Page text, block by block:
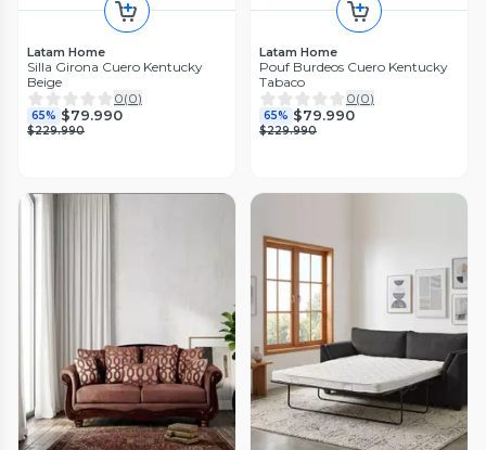
Latam Home
Silla Girona Cuero Kentucky
Beige
0(0)
65% $79.990
$229.990
Latam Home
Pouf Burdeos Cuero Kentucky
Tabaco
0(0)
65% $79.990
$229.990